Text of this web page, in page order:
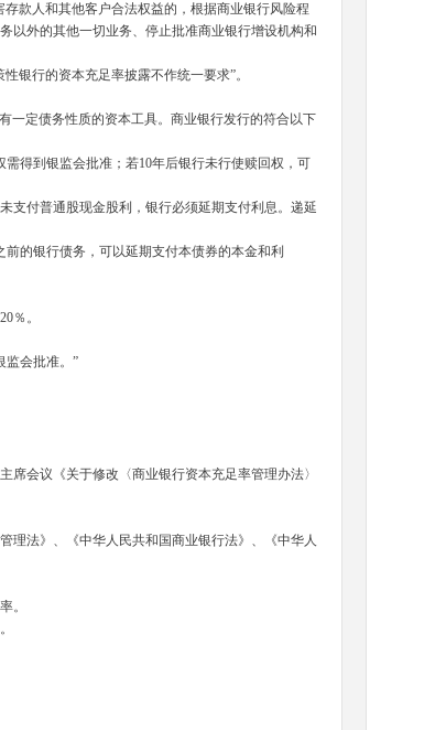
款人和其他客户合法权益的，根据商业银行风险程
以外的其他一切业务、停止批准商业银行增设机构和
银行的资本充足率披露不作统一要求”。
一定债务性质的资本工具。商业银行发行的符合以下
需得到银监会批准；若10年后银行未行使赎回权，可
支付普通股现金股利，银行必须延期支付利息。递延
的银行债务，可以延期支付本债券的本金和利
20％。
会批准。 ”
席会议《关于修改〈商业银行资本充足率管理办法〉
法》、《中华人民共和国商业银行法》、《中华人
率。
。